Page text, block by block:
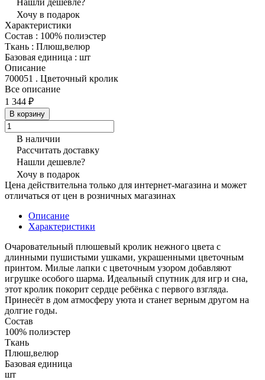
Нашли дешевле?
Хочу в подарок
Характеристики
Состав : 100% полиэстер
Ткань : Плюш,велюр
Базовая единица : шт
Описание
700051 . Цветочный кролик
Все описание
1 344 ₽
В корзину
В наличии
Рассчитать доставку
Нашли дешевле?
Хочу в подарок
Цена действительна только для интернет-магазина и может
отличаться от цен в розничных магазинах
Описание
Характеристики
Очаровательный плюшевый кролик нежного цвета с
длинными пушистыми ушками, украшенными цветочным
принтом. Милые лапки с цветочным узором добавляют
игрушке особого шарма. Идеальный спутник для игр и сна,
этот кролик покорит сердце ребёнка с первого взгляда.
Принесёт в дом атмосферу уюта и станет верным другом на
долгие годы.
Состав
100% полиэстер
Ткань
Плюш,велюр
Базовая единица
шт